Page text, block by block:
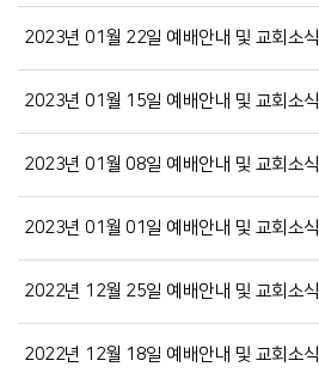
2023년 01월 22일 예배안내 및 교회소식
2023년 01월 15일 예배안내 및 교회소식
2023년 01월 08일 예배안내 및 교회소식
2023년 01월 01일 예배안내 및 교회소식
2022년 12월 25일 예배안내 및 교회소식
2022년 12월 18일 예배안내 및 교회소식